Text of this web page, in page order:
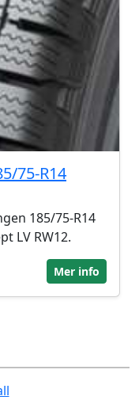
75-R14
185/75-R14
LV RW12.
Mer info